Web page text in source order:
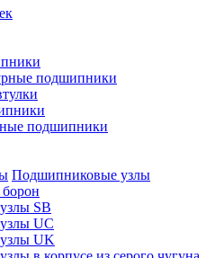
подшипники
подшипники
Подшипниковые узлы
SB
UC
UK